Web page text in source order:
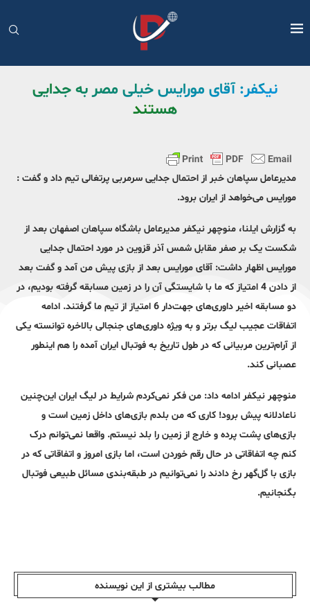
نیکفر: آقای مورایس خیلی مصر به جدایی
هستند
مدیرعامل سپاهان خبر از احتمال جدایی سرمربی پرتغالی تیم داد و گفت :
مورایس می‌خواهد از ایران برود.
به گزارش ایلنا، منوچهر نیکفر مدیرعامل باشگاه سپاهان اصفهان بعد از
شکست یک بر صفر مقابل شمس آذر قزوین در مورد احتمال جدایی
مورایس اظهار داشت: آقای مورایس بعد از بازی پیش من آمد و گفت بعد
از دادن 4 امتیاز که ما با شایستگی آن را در زمین مسابقه گرفته بودیم، در
دو مسابقه اخیر داوری‌های جهت‌دار 6 امتیاز از تیم ما گرفتند. ادامه
اتفاقات عجیب لیگ برتر و به ویژه داوری‌های جنجالی بالاخره توانسته یکی
از آرام‌ترین مربیانی که در طول تاریخ به فوتبال ایران آمده را هم اینطور
عصبانی کند.
منوچهر نیکفر ادامه داد: من فکر نمی‌کردم شرایط در لیگ ایران این‌چنین
ناعادلانه پیش برود! کاری که من بلدم بازی‌های داخل زمین است و
بازی‌های پشت پرده و خارج از زمین را بلد نیستم. واقعا نمی‌توانم درک
کنم چه اتفاقاتی در حال رقم خوردن است، اما بازی امروز و اتفاقاتی که در
بازی با گل‌گهر رخ دادند را نمی‌توانیم در طبقه‌بندی مسائل طبیعی فوتبال
بگنجانیم.
مطالب بیشتری از این نویسندە